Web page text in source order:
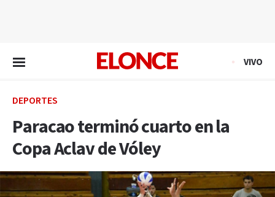
VIVO
DEPORTES
Paracao terminó cuarto en la
Copa Aclav de Vóley